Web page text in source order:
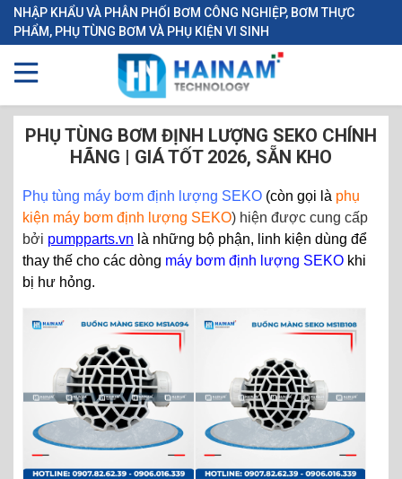
NHẬP KHẨU VÀ PHÂN PHỐI BƠM CÔNG NGHIỆP, BƠM THỰC
PHẨM, PHỤ TÙNG BƠM VÀ PHỤ KIỆN VI SINH
PHỤ TÙNG BƠM ĐỊNH LƯỢNG SEKO CHÍNH
HÃNG | GIÁ TỐT 2026, SẴN KHO
Phụ tùng máy bơm định lượng SEKO (còn gọi là phụ
kiện máy bơm định lượng SEKO) hiện được cung cấp
bởi pumpparts.vn là những bộ phận, linh kiện dùng để
thay thế cho các dòng máy bơm định lượng SEKO khi
bị hư hỏng.